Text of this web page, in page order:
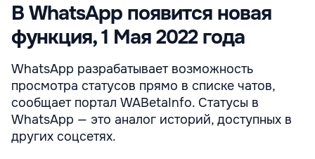
В WhatsApp появится новая
функция, 1 Мая 2022 года
WhatsApp разрабатывает возможность
просмотра статусов прямо в списке чатов,
сообщает портал WABetaInfo. Статусы в
WhatsApp — это аналог историй, доступных в
других соцсетях.